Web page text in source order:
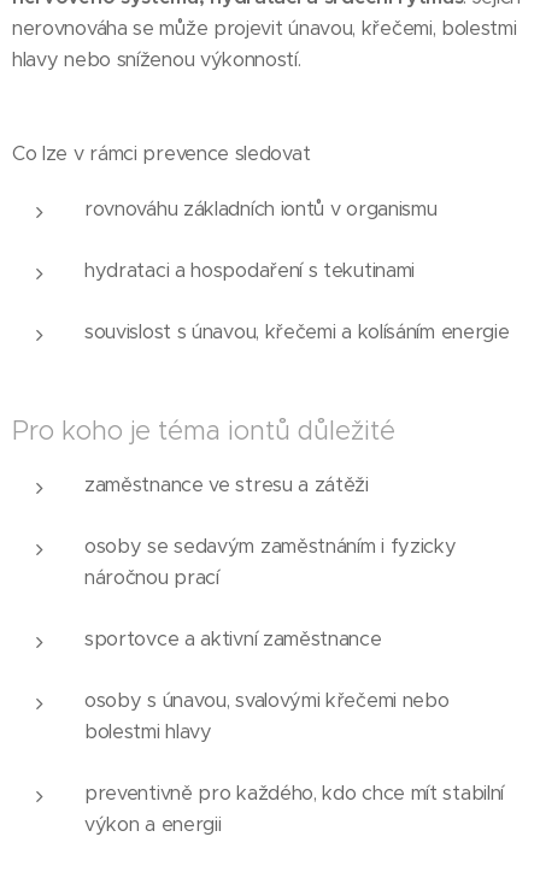
nerovnováha se může projevit únavou, křečemi, bolestmi
hlavy nebo sníženou výkonností.
Co lze v rámci prevence sledovat
rovnováhu základních iontů v organismu
hydrataci a hospodaření s tekutinami
souvislost s únavou, křečemi a kolísáním energie
Pro koho je téma iontů důležité
zaměstnance ve stresu a zátěži
osoby se sedavým zaměstnáním i fyzicky
náročnou prací
sportovce a aktivní zaměstnance
osoby s únavou, svalovými křečemi nebo
bolestmi hlavy
preventivně pro každého, kdo chce mít stabilní
výkon a energii